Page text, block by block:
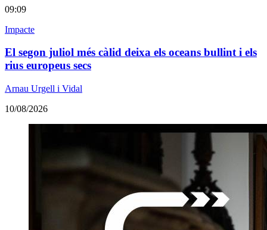
09:09
Impacte
El segon juliol més càlid deixa els oceans bullint i els
rius europeus secs
Arnau Urgell i Vidal
10/08/2026